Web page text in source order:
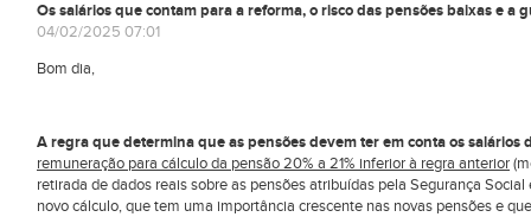
Os salários que contam para a reforma, o risco das pensões baixas e a
04/02/2025 07:01
Bom dia,
A regra que determina que as pensões devem ter em conta os salários
remuneração para cálculo da pensão 20% a 21% inferior à regra anterior
retirada de dados reais sobre as pensões atribuídas pela Segurança
novo cálculo, que tem uma importância crescente nas novas pensões e